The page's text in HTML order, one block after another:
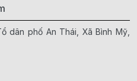
dân phố An Thái, Xã Bình Mỹ,